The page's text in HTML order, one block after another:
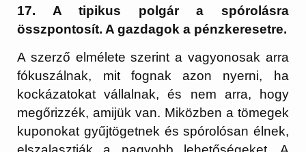
17. A tipikus polgár a spórolásra
összpontosít. A gazdagok a pénzkeresetre.
A szerző elmélete szerint a vagyonosak arra
fókuszálnak, mit fognak azon nyerni, ha
kockázatokat vállalnak, és nem arra, hogy
megőrizzék, amijük van. Miközben a tömegek
kuponokat gyűjtögetnek és spórolósan élnek,